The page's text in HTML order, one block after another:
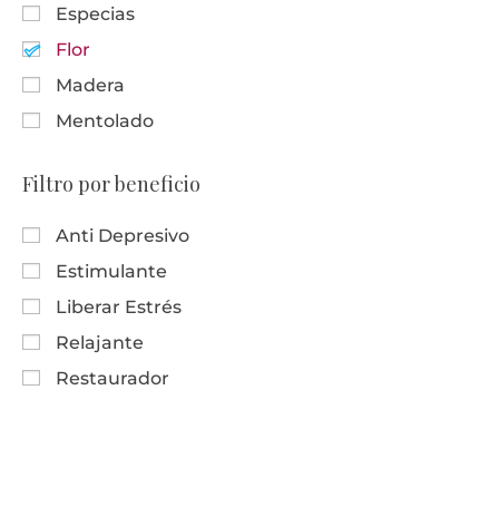
Especias
Flor
Madera
Mentolado
Filtro por beneficio
Anti Depresivo
Estimulante
Liberar Estrés
Relajante
Restaurador